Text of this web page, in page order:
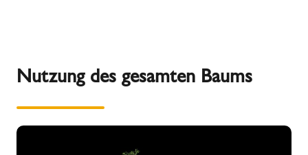
Nutzung des gesamten Baums